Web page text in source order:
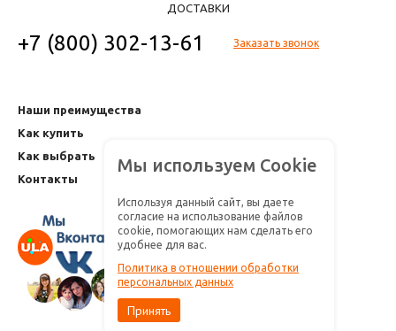
ДОСТАВКИ
+7 (800) 302-13-61 Заказать звонок
Наши преимущества
Как купить
Как выбрать
Контакты
Мы используем Cookie
Используя данный сайт, вы даете
согласие на использование файлов
cookie, помогающих нам сделать его
удобнее для вас.
Политика в отношении обработки
персональных данных
Принять